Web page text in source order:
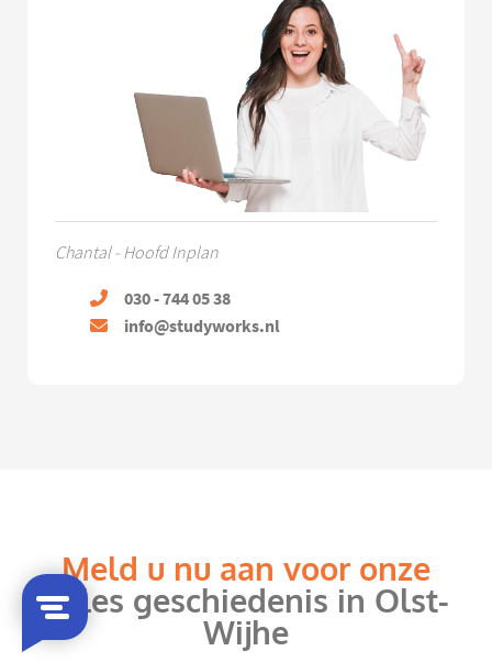
Chantal - Hoofd Inplan
030 - 744 05 38
info@studyworks.nl
Meld u nu aan voor onze
bijles geschiedenis in Olst-
Wijhe